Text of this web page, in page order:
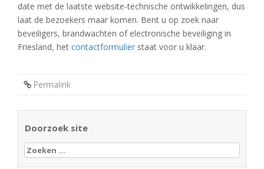
date met de laatste website-technische ontwikkelingen, dus
laat de bezoekers maar komen. Bent u op zoek naar
beveiligers, brandwachten of electronische beveiliging in
Friesland, het contactformulier staat voor u klaar.
Permalink
Doorzoek site
Zoeken
naar: